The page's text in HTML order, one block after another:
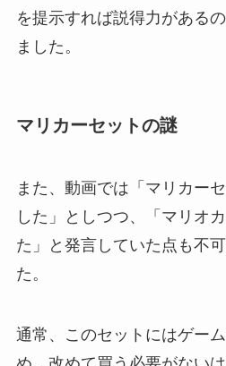
を提示すれば説得力がある
ました。
マリカーセットの謎
また、動画では「マリカー
した」としつつ、「マリオ
た」と発言していた点も不
た。
通常、このセットにはゲー